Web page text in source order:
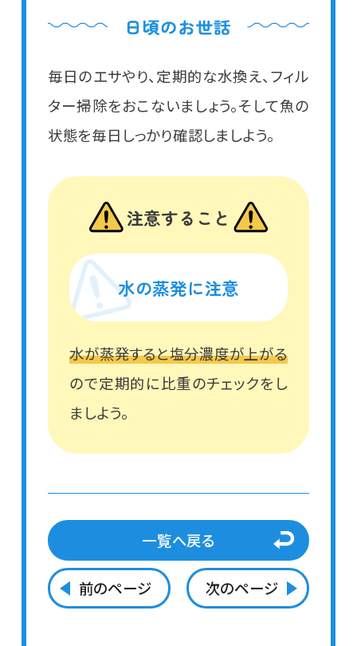
毎日のエサやり、定期的な水換え、フィル
ター掃除をおこないましょう。そして魚の
状態を毎日しっかり確認しましよう。
注意すること
水の蒸発に注意
水が蒸発すると塩分濃度が上がる
ので定期的に比重のチェックをし
ましよう。
一覧へ戻る
前のページ 次のページ